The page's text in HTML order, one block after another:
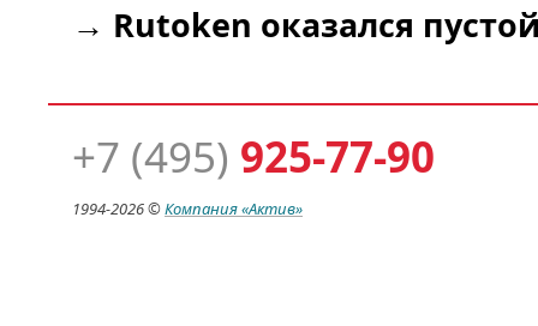
→ Rutoken оказался
+7 (495) 925-77-90
1994-2026 ©Компания«Актив»